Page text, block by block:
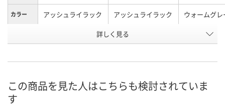
カラー アッシュライラック アッシュライラック ウォームグレ
X106638 HH62117
詳しく見る
この商品を見た人はこちらも検討されていま
す